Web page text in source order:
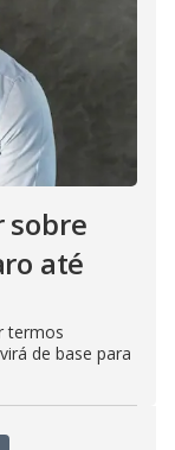
sobre
até
termos
de base para